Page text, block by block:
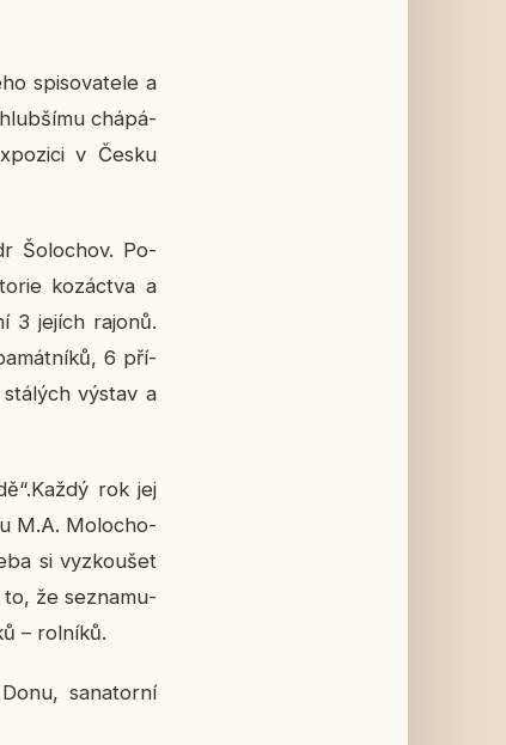
spi­so­va­te­le a
chá­pá­
v Česku
Šo­lo­chov. Po­
ko­zác­tva a
3 jejích rajonů.
6 pří­
výstav a
rok jej
M.A. Mo­lo­cho­
si vy­zkou­šet
to, že se­zna­mu­
– rol­ní­ků.
sa­na­tor­ní